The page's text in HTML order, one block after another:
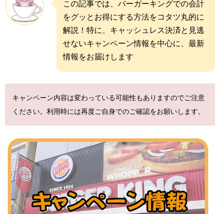
この記事では、バーガーキングでの会計
をグッとお得にする方法をコタツ丸的に
解説！特に、キャッシュレス決済と見逃
せないキャンペーン情報を中心に、最新
情報をお届けします
キャンペーン内容は変わっている可能性もありますのでご注意
ください。利用時には再度ご自身でのご確認をお願いします。